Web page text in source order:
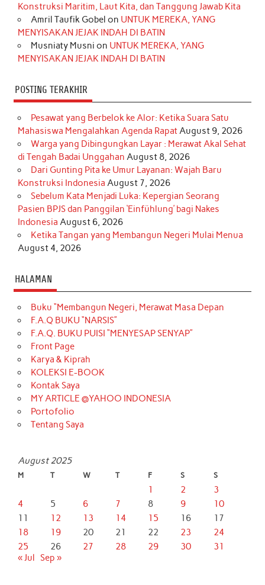
k
a
m
s
t
n
Konstruksi Maritim, Laut Kita, dan Tanggung Jawab Kita
Amril Taufik Gobel on UNTUK MEREKA, YANG
MENYISAKAN JEJAK INDAH DI BATIN
Musniaty Musni on UNTUK MEREKA, YANG
MENYISAKAN JEJAK INDAH DI BATIN
POSTING TERAKHIR
Pesawat yang Berbelok ke Alor: Ketika Suara Satu
Mahasiswa Mengalahkan Agenda RapatAugust 9, 2026
Warga yang Dibingungkan Layar : Merawat Akal Sehat
di Tengah Badai Unggahan August 8, 2026
Dari Gunting Pita ke Umur Layanan: Wajah Baru
Konstruksi Indonesia August 7, 2026
Sebelum Kata Menjadi Luka: Kepergian Seorang
Pasien BPJS dan Panggilan ‘Einfühlung’ bagi Nakes
Indonesia August 6, 2026
Ketika Tangan yang Membangun Negeri Mulai Menua
August 4, 2026
HALAMAN
Buku “Membangun Negeri, Merawat Masa Depan
F.A.Q BUKU “NARSIS”
F.A.Q. BUKU PUISI “MENYESAP SENYAP”
Front Page
Karya & Kiprah
KOLEKSI E-BOOK
Kontak Saya
MY ARTICLE @YAHOO INDONESIA
Portofolio
Tentang Saya
August 2025
M T W T F S S
1 2
3
4
5 6 7 8 9
10
11
12 13 14 15 16
17
18
19 20 21 22 23
24
25
26 27 28 29 30
31
« Jul
Sep »